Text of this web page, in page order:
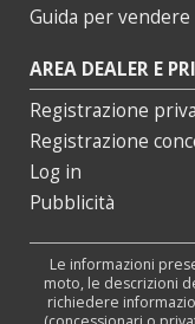
Guida per vendere
AREA DEALER E
Registrazione
Registrazione
Log in
Pubblicità
Le informazioni
moto, le descrizioni
richiedere